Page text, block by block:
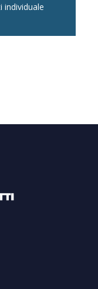
individuale